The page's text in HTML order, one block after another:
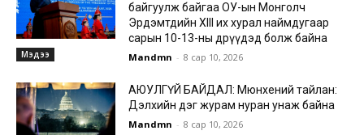
Мэдээ
байгуулж байгаа ОУ-ын Монголч
Эрдэмтдийн XIII их хурал наймдугаар
сарын 10-13-ны өдрүүдэд болж байна
Mandmn - 8 сар 10, 2026
АЮУЛГҮЙ БАЙДАЛ: Мюнхений тайлан:
Дэлхийн дэг журам нуран унаж байна
Mandmn - 8 сар 10, 2026